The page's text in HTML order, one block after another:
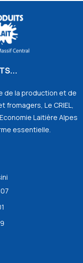
de la production et de
Le CRIEL,
Laitière Alpes
essentielle.